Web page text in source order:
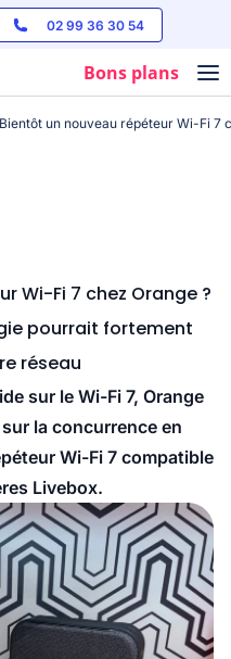
02 99 36 30 54
Bons plans
Bientôt un nouveau répéteur Wi-Fi 7
Wi-Fi 7 chez Orange ?
pourrait fortement
réseau
sur le Wi-Fi 7, Orange
la concurrence en
Wi-Fi 7 compatible
Livebox.